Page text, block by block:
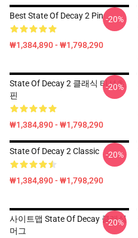
Best State Of Decay 2 Pin
₩1,384,890 - ₩1,798,290
-20%
State Of Decay 2 클래식 티셔츠
핀
₩1,384,890 - ₩1,798,290
-20%
State Of Decay 2 Classic
₩1,384,890 - ₩1,798,290
-20%
사이트맵 State Of Decay 클래식
머그
-20%